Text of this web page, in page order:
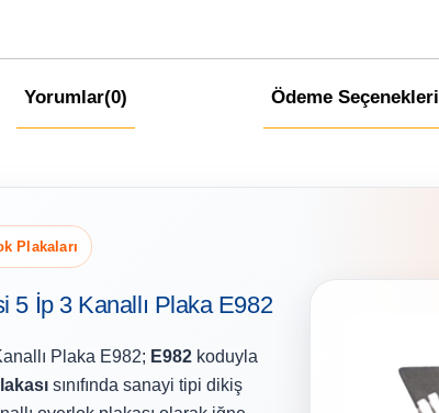
Yorumlar(0) Ödeme Seçenekleri
Plakaları
5 İp 3 Kanallı Plaka E982
Plaka E982; E982 koduyla
sınıfında sanayi tipi dikiş